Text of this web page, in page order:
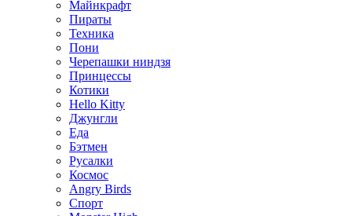
Майнкрафт
Пираты
Техника
Пони
Черепашки ниндзя
Принцессы
Котики
Hello Kitty
Джунгли
Еда
Бэтмен
Русалки
Космос
Angry Birds
Спорт